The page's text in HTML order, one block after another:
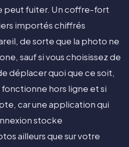
peut fuiter. Un coffre-fort
importés chiffrés
de sorte que la photo ne
sauf si vous choisissez de
déplacer quoi que ce soit,
hors ligne et si
car une application qui
stocke
ailleurs que sur votre